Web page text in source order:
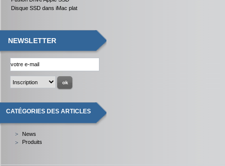
Disque SSD dans iMac plat
NEWSLETTER
CATÉGORIES DES ARTICLES
News
Produits